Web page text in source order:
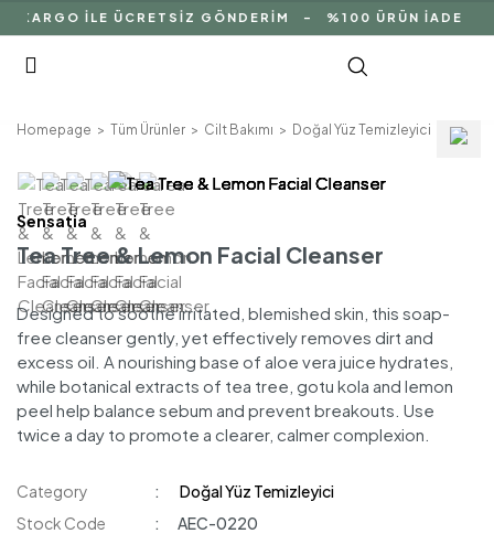
KARGO İLE ÜCRETSİZ GÖNDERİM - %100 ÜRÜN İADE
Homepage Tüm Ürünler Cilt Bakımı Doğal Yüz Temizleyici Tea
Sensatia
Tea Tree & Lemon Facial Cleanser
Designed to soothe irritated, blemished skin, this soap-
free cleanser gently, yet effectively removes dirt and
excess oil. A nourishing base of aloe vera juice hydrates,
while botanical extracts of tea tree, gotu kola and lemon
peel help balance sebum and prevent breakouts. Use
twice a day to promote a clearer, calmer complexion.
Category
Doğal Yüz Temizleyici
Stock Code
AEC-0220